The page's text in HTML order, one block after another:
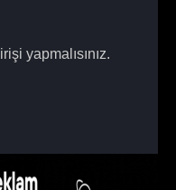
yapmalısınız.